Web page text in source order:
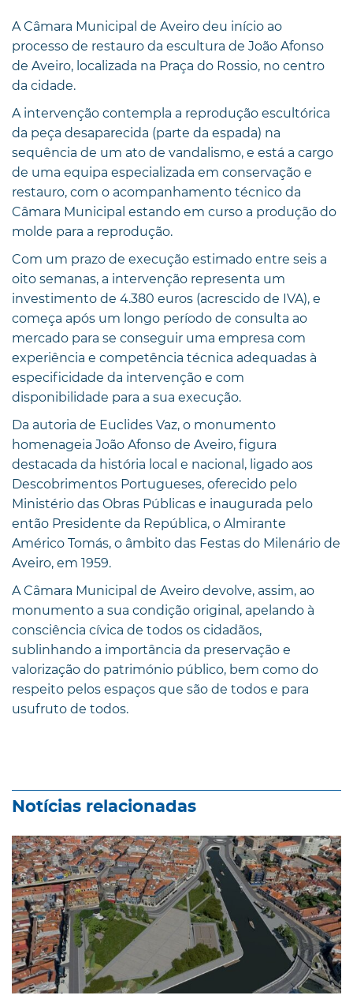
A Câmara Municipal de Aveiro deu início ao
processo de restauro da escultura de João Afonso
de Aveiro, localizada na Praça do Rossio, no centro
da cidade.
A intervenção contempla a reprodução escultórica
da peça desaparecida (parte da espada) na
sequência de um ato de vandalismo, e está a cargo
de uma equipa especializada em conservação e
restauro, com o acompanhamento técnico da
Câmara Municipal estando em curso a produção do
molde para a reprodução.
Com um prazo de execução estimado entre seis a
oito semanas, a intervenção representa um
investimento de 4.380 euros (acrescido de IVA), e
começa após um longo período de consulta ao
mercado para se conseguir uma empresa com
experiência e competência técnica adequadas à
especificidade da intervenção e com
disponibilidade para a sua execução.
Da autoria de Euclides Vaz, o monumento
homenageia João Afonso de Aveiro, figura
destacada da história local e nacional, ligado aos
Descobrimentos Portugueses, oferecido pelo
Ministério das Obras Públicas e inaugurada pelo
então Presidente da República, o Almirante
Américo Tomás, o âmbito das Festas do Milenário de
Aveiro, em 1959.
A Câmara Municipal de Aveiro devolve, assim, ao
monumento a sua condição original, apelando à
consciência cívica de todos os cidadãos,
sublinhando a importância da preservação e
valorização do património público, bem como do
respeito pelos espaços que são de todos e para
usufruto de todos.
Notícias relacionadas